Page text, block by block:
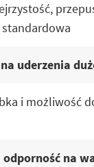
standardowa
uderzenia
i możliwość
na